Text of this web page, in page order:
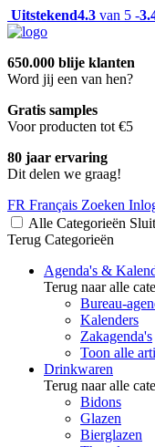
Uitstekend4.3 van 5 -
650.000 blije klanten
Word jij een van hen?
Gratis samples
Voor producten tot €5
80 jaar ervaring
Dit delen we graag!
FR Français Zoeken
Alle Categorieën Sluit
Terug Categorieën
Agenda's &
Terug naar alle
Bureau-
Kalenders
Zakagenda's
Toon alle
Drinkwaren
Terug naar alle
Bidons
Glazen
Bierglazen